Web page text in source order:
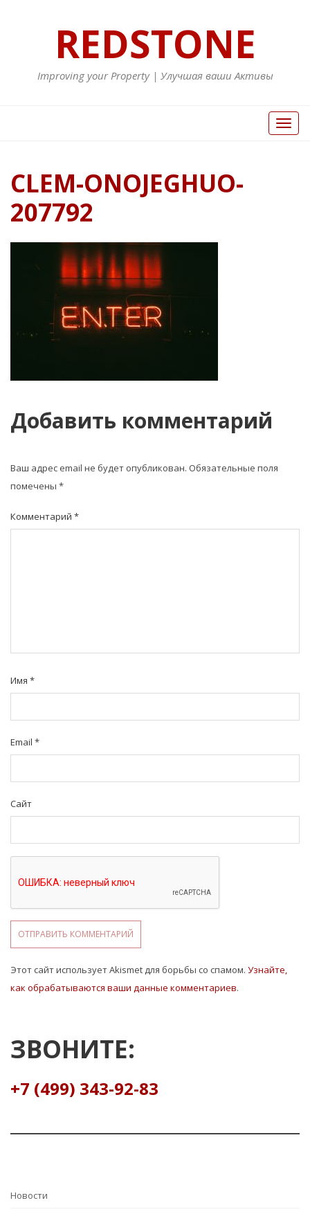
REDSTONE
Improving your Property | Улучшая ваши Активы
Вкл/
Выкл
CLEM-ONOJEGHUO-
207792
Добавить комментарий
Ваш адрес email не будет опубликован. Обязательные поля
помечены *
Комментарий *
Имя *
Email *
Сайт
Этот сайт использует Akismet для борьбы со спамом. Узнайте,
как обрабатываются ваши данные комментариев.
ЗВОНИТЕ:
+7 (499) 343-92-83
Hовости